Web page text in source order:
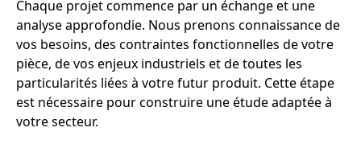
Chaque projet commence par un échange et une
analyse approfondie. Nous prenons connaissance de
vos besoins, des contraintes fonctionnelles de votre
pièce, de vos enjeux industriels et de toutes les
particularités liées à votre futur produit. Cette étape
est nécessaire pour construire une étude adaptée à
votre secteur.